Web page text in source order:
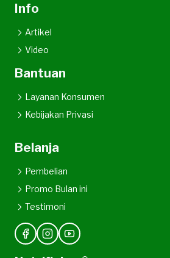
Info
Artikel
Video
Bantuan
Layanan Konsumen
Kebijakan Privasi
Belanja
Pembelian
Promo Bulan ini
Testimoni